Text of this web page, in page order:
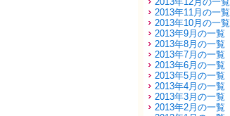
2013年11月の一覧
2013年10月の一覧
2013年9月の一覧
2013年8月の一覧
2013年7月の一覧
2013年6月の一覧
2013年5月の一覧
2013年4月の一覧
2013年3月の一覧
2013年2月の一覧